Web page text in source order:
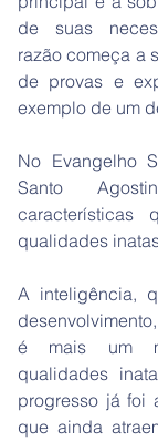
de suas
razão começa a
de provas e
exemplo de um
No Evangelho
Santo
características
qualidades
A inteligência,
é mais um
qualidades
progresso já foi
que ainda